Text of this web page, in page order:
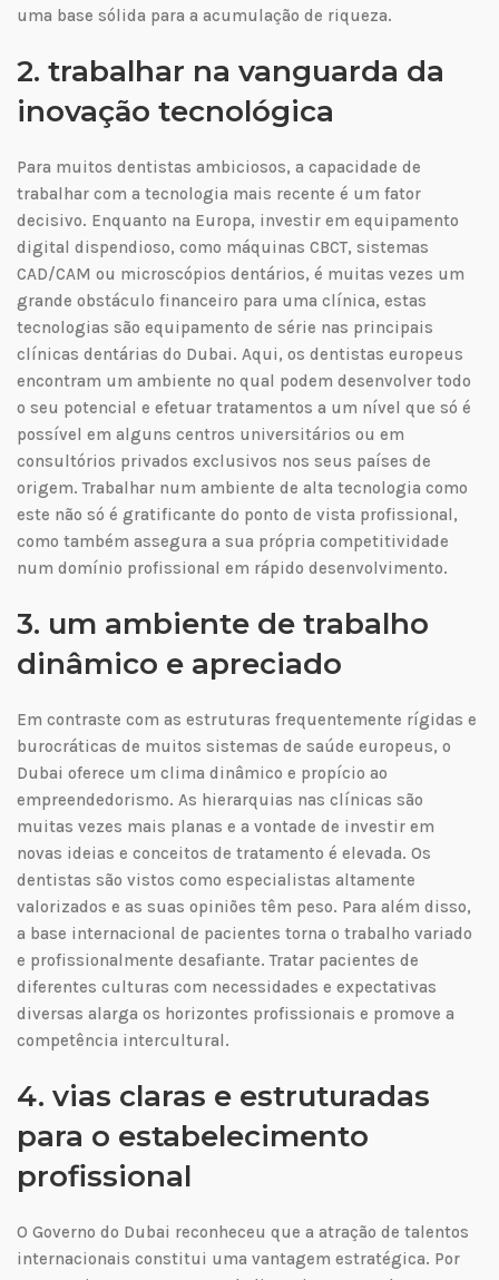
uma base sólida para a acumulação de riqueza.
2. trabalhar na vanguarda da
inovação tecnológica
Para muitos dentistas ambiciosos, a capacidade de
trabalhar com a tecnologia mais recente é um fator
decisivo. Enquanto na Europa, investir em equipamento
digital dispendioso, como máquinas CBCT, sistemas
CAD/CAM ou microscópios dentários, é muitas vezes um
grande obstáculo financeiro para uma clínica, estas
tecnologias são equipamento de série nas principais
clínicas dentárias do Dubai. Aqui, os dentistas europeus
encontram um ambiente no qual podem desenvolver todo
o seu potencial e efetuar tratamentos a um nível que só é
possível em alguns centros universitários ou em
consultórios privados exclusivos nos seus países de
origem. Trabalhar num ambiente de alta tecnologia como
este não só é gratificante do ponto de vista profissional,
como também assegura a sua própria competitividade
num domínio profissional em rápido desenvolvimento.
3. um ambiente de trabalho
dinâmico e apreciado
Em contraste com as estruturas frequentemente rígidas e
burocráticas de muitos sistemas de saúde europeus, o
Dubai oferece um clima dinâmico e propício ao
empreendedorismo. As hierarquias nas clínicas são
muitas vezes mais planas e a vontade de investir em
novas ideias e conceitos de tratamento é elevada. Os
dentistas são vistos como especialistas altamente
valorizados e as suas opiniões têm peso. Para além disso,
a base internacional de pacientes torna o trabalho variado
e profissionalmente desafiante. Tratar pacientes de
diferentes culturas com necessidades e expectativas
diversas alarga os horizontes profissionais e promove a
competência intercultural.
4. vias claras e estruturadas
para o estabelecimento
profissional
O Governo do Dubai reconheceu que a atração de talentos
internacionais constitui uma vantagem estratégica. Por